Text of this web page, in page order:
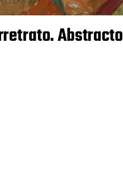
Abstracto